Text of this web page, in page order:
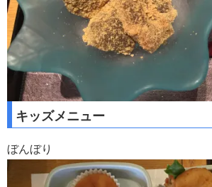
キッズメニュー
ぼんぼり